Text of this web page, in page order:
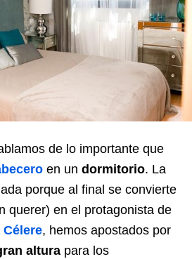
de lo importante que
en un dormitorio. La
porque al final se convierte
querer) en el protagonista de
Célere, hemos apostados por
altura para los